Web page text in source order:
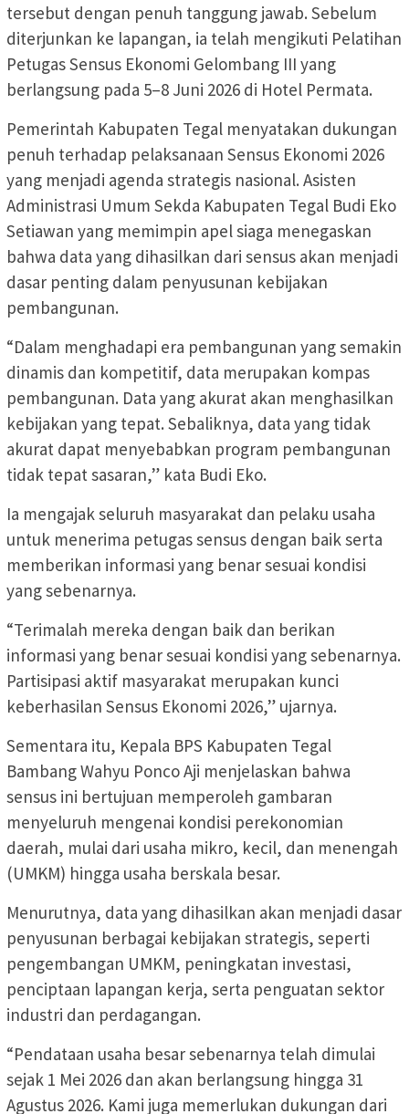
tersebut dengan penuh tanggung jawab. Sebelum
diterjunkan ke lapangan, ia telah mengikuti Pelatihan
Petugas Sensus Ekonomi Gelombang III yang
berlangsung pada 5–8 Juni 2026 di Hotel Permata.
Pemerintah Kabupaten Tegal menyatakan dukungan
penuh terhadap pelaksanaan Sensus Ekonomi 2026
yang menjadi agenda strategis nasional. Asisten
Administrasi Umum Sekda Kabupaten Tegal Budi Eko
Setiawan yang memimpin apel siaga menegaskan
bahwa data yang dihasilkan dari sensus akan menjadi
dasar penting dalam penyusunan kebijakan
pembangunan.
“Dalam menghadapi era pembangunan yang semakin
dinamis dan kompetitif, data merupakan kompas
pembangunan. Data yang akurat akan menghasilkan
kebijakan yang tepat. Sebaliknya, data yang tidak
akurat dapat menyebabkan program pembangunan
tidak tepat sasaran,” kata Budi Eko.
Ia mengajak seluruh masyarakat dan pelaku usaha
untuk menerima petugas sensus dengan baik serta
memberikan informasi yang benar sesuai kondisi
yang sebenarnya.
“Terimalah mereka dengan baik dan berikan
informasi yang benar sesuai kondisi yang sebenarnya.
Partisipasi aktif masyarakat merupakan kunci
keberhasilan Sensus Ekonomi 2026,” ujarnya.
Sementara itu, Kepala BPS Kabupaten Tegal
Bambang Wahyu Ponco Aji menjelaskan bahwa
sensus ini bertujuan memperoleh gambaran
menyeluruh mengenai kondisi perekonomian
daerah, mulai dari usaha mikro, kecil, dan menengah
(UMKM) hingga usaha berskala besar.
Menurutnya, data yang dihasilkan akan menjadi dasar
penyusunan berbagai kebijakan strategis, seperti
pengembangan UMKM, peningkatan investasi,
penciptaan lapangan kerja, serta penguatan sektor
industri dan perdagangan.
“Pendataan usaha besar sebenarnya telah dimulai
sejak 1 Mei 2026 dan akan berlangsung hingga 31
Agustus 2026. Kami juga memerlukan dukungan dari